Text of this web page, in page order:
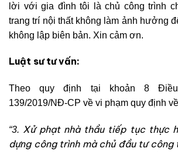
lời với gia đình tôi là chủ công trình
trang trí nội thất không làm ảnh hưởng
không lập biên bản. Xin cảm ơn.
Luật sư tư vấn:
Theo quy định tại khoản 8
139/2019/NĐ-CP về vi phạm quy định
“3. Xử phạt nhà thầu tiếp tục thực
dựng công trình mà chủ đầu tư công